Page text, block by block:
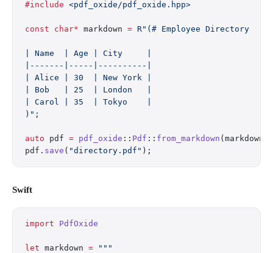
#include <pdf_oxide/pdf_oxide.hpp>
const char* markdown = R"(# Employee Directory
| Name  | Age | City     |
|-------|-----|----------|
| Alice | 30  | New York |
| Bob   | 25  | London   |
| Carol | 35  | Tokyo    |
)" ;
auto pdf = pdf_oxide :: Pdf :: from_markdown (markdown);
pdf. save ( "directory.pdf" );
Swift
import PdfOxide
let markdown = """